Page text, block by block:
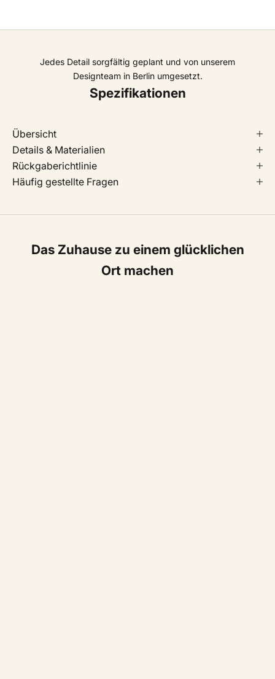
Jedes Detail sorgfältig geplant und von unserem
Designteam in Berlin umgesetzt.
Spezifikationen
Übersicht
Details & Materialien
Rückgaberichtlinie
Häufig gestellte Fragen
Das Zuhause zu einem glücklichen
Ort machen